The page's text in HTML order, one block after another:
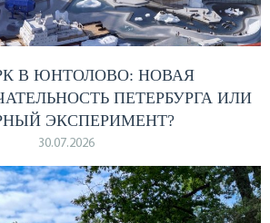
В ЮНТОЛОВО: НОВАЯ
ПЕТЕРБУРГА ИЛИ
ЭКСПЕРИМЕНТ?
30.07.2026